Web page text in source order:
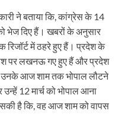
ने बताया कि, कांग्रेस के 14
भेज दिए हैं। खबरों के अनुसार
में ठहरे हुए हैं। प्रदेश के
पर लखनऊ गए हुए हैं और प्रदेश
आज शाम तक भोपाल लौटने
12 मार्च को भोपाल आना
सकी है कि, वह आज शाम को वापस